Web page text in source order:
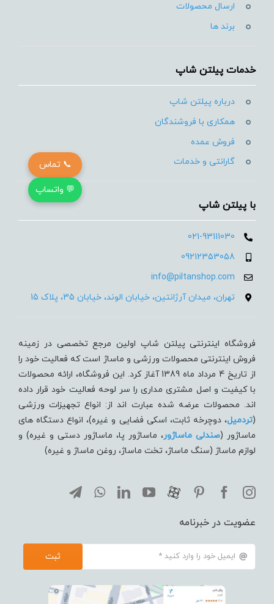
ارسال محصولات
برند ها
خدمات پیلتن شاپ
درباره پیلتن شاپ
همکاری با فروشندگان
فروش عمده
گارانتی و خدمات
با پیلتن شاپ
021-93111030
09212353058
info@piltanshop.com
تهران، میدان آرژانتین، خیابان الوند، خیابان 35، پلاک 15
فروشگاه اینترنتی پیلتن شاپ اولین مرجع تخصصی در زمینه
فروش اینترنتی محصولات ورزشی و ماساژ است که فعالیت خود را
از تاریخ 4 مرداد ماه 1389 آغاز کرد. این فروشگاه، ارائه محصولات
با کیفیت و اصل مشتری مداری را سر لوحه فعالیت خود قرار داده
اند. محصولات عرضه شده عبارت اند از: انواع تجهیزات ورزشی
(تردميل، دوچرخه ثابت، اسکی فضایی و غیره)، انواع دستگاه های
ماساژور (صندلی ماساژور، ماساژور پا، ماساژور دستی و غیره) و
لوازم ماساژ (سنگ ماساژ، تخت ماساژ، روغن ماساژ و غیره)
عضویت در خبرنامه
ثبت
📞 تماس
💬 واتساپ